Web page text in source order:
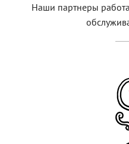
Наши партнеры